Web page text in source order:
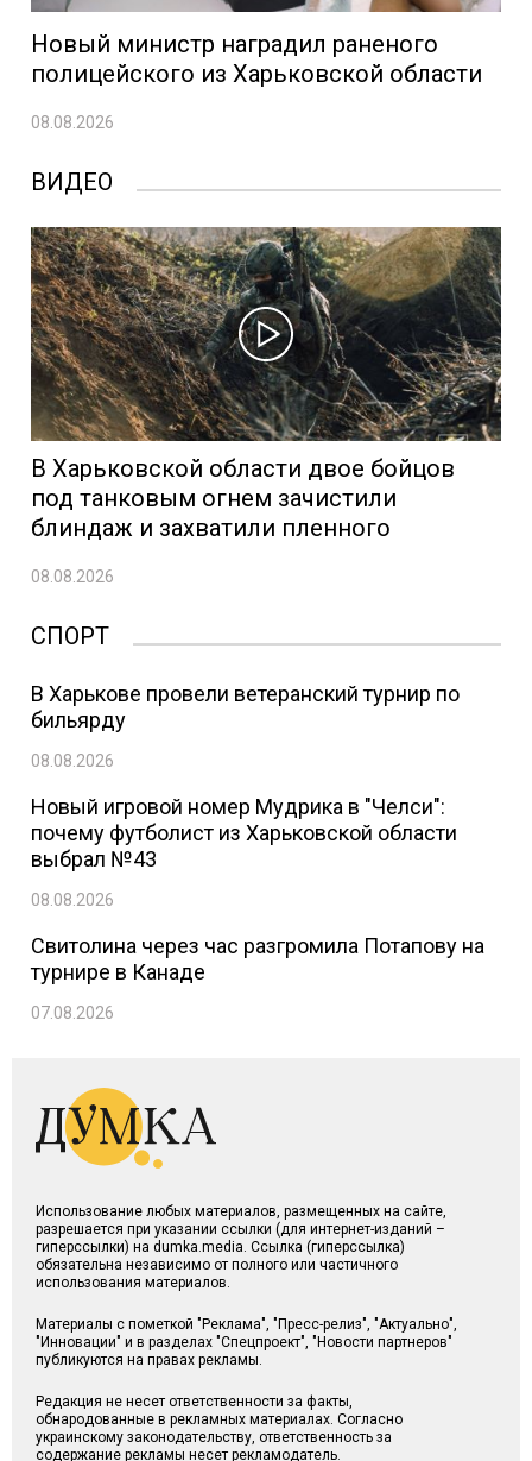
Новый министр наградил раненого
полицейского из Харьковской области
08.08.2026
ВИДЕО
В Харьковской области двое бойцов
под танковым огнем зачистили
блиндаж и захватили пленного
08.08.2026
СПОРТ
В Харькове провели ветеранский турнир по
бильярду
08.08.2026
Новый игровой номер Мудрика в "Челси":
почему футболист из Харьковской области
выбрал №43
08.08.2026
Свитолина через час разгромила Потапову на
турнире в Канаде
07.08.2026
Использование любых материалов, размещенных на сайте,
разрешается при указании ссылки (для интернет-изданий –
гиперссылки) на dumka.media. Ссылка (гиперссылка)
обязательна независимо от полного или частичного
использования материалов.
Материалы с пометкой "Реклама", "Пресс-релиз", "Актуально",
"Инновации" и в разделах "Спецпроект", "Новости партнеров"
публикуются на правах рекламы.
Редакция не несет ответственности за факты,
обнародованные в рекламных материалах. Согласно
украинскому законодательству, ответственность за
содержание рекламы несет рекламодатель.